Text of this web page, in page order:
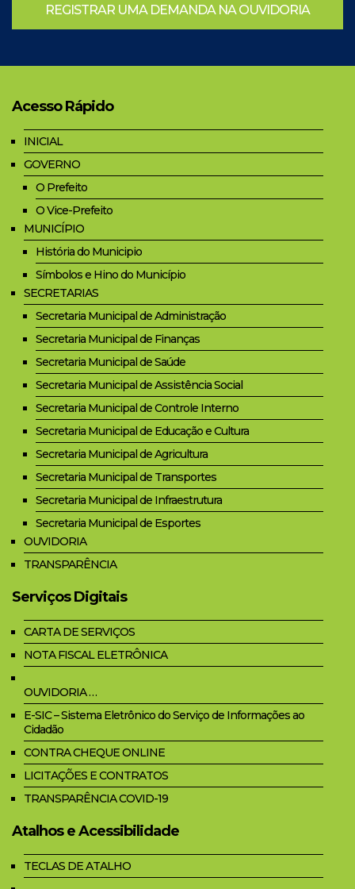
REGISTRAR UMA DEMANDA NA OUVIDORIA
Acesso Rápido
INICIAL
GOVERNO
O Prefeito
O Vice-Prefeito
MUNICÍPIO
História do Municipio
Símbolos e Hino do Município
SECRETARIAS
Secretaria Municipal de Administração
Secretaria Municipal de Finanças
Secretaria Municipal de Saúde
Secretaria Municipal de Assistência Social
Secretaria Municipal de Controle Interno
Secretaria Municipal de Educação e Cultura
Secretaria Municipal de Agricultura
Secretaria Municipal de Transportes
Secretaria Municipal de Infraestrutura
Secretaria Municipal de Esportes
OUVIDORIA
TRANSPARÊNCIA
Serviços Digitais
CARTA DE SERVIÇOS
NOTA FISCAL ELETRÔNICA
OUVIDORIA …
E-SIC – Sistema Eletrônico do Serviço de Informações ao
Cidadão
CONTRA CHEQUE ONLINE
LICITAÇÕES E CONTRATOS
TRANSPARÊNCIA COVID-19
Atalhos e Acessibilidade
TECLAS DE ATALHO